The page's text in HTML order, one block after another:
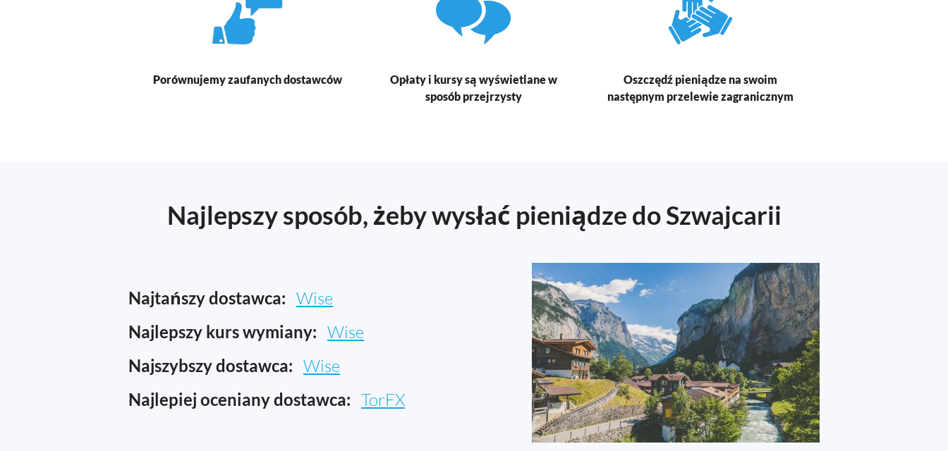
Porównujemy zaufanych dostawców
Opłaty i kursy są wyświetlane w
sposób przejrzysty
Oszczędź pieniądze na swoim
następnym przelewie zagranicznym
Najlepszy sposób, żeby wysłać pieniądze do Szwajcarii
Najtańszy dostawca: Wise
Najlepszy kurs wymiany: Wise
Najszybszy dostawca: Wise
Najlepiej oceniany dostawca: TorFX